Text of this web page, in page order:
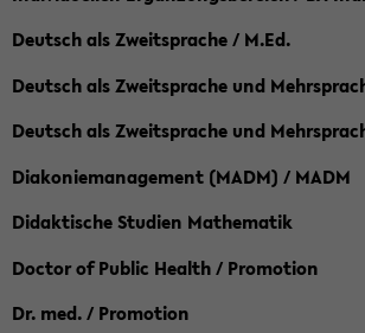
Deutsch als Zweitsprache / M.Ed.
Deutsch als Zweitsprache und
Deutsch als Zweitsprache und
Diakoniemanagement (MADM) / MADM
Didaktische Studien Mathematik
Doctor of Public Health / Promotion
Dr. med. / Promotion